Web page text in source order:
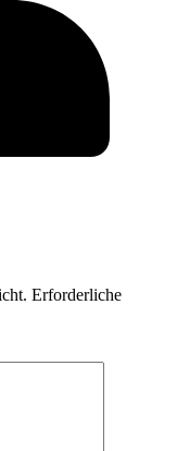
Erforderliche